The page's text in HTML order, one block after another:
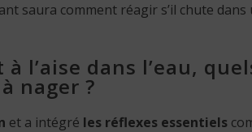
saura comment réagir s’il chute dans
l’aise dans l’eau,
nager ?
et a intégré les réflexes essentiels